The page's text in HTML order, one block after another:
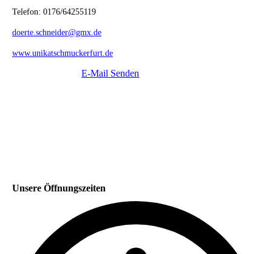
Telefon: 0176/64255119
doerte.schneider@gmx.de
www.unikatschmuckerfurt.de
E-Mail Senden
Unsere Öffnungszeiten